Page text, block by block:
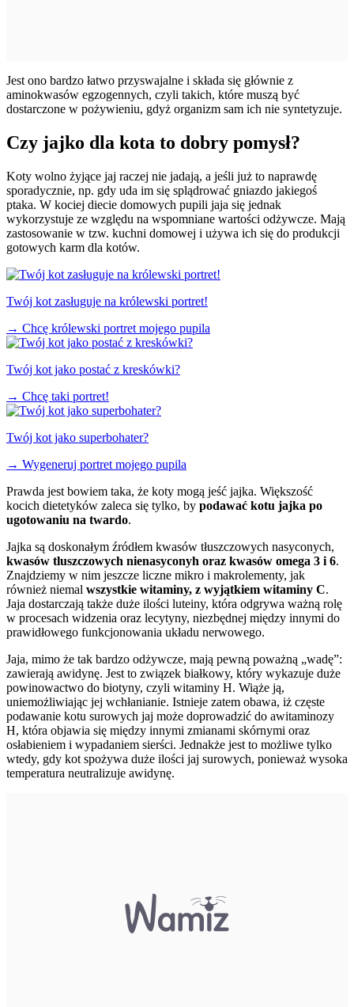
Jest ono bardzo łatwo przyswajalne i składa się głównie z
aminokwasów egzogennych, czyli takich, które muszą być
dostarczone w pożywieniu, gdyż organizm sam ich nie syntetyzuje.
Czy jajko dla kota to dobry pomysł?
Koty wolno żyjące jaj raczej nie jadają, a jeśli już to naprawdę
sporadycznie, np. gdy uda im się splądrować gniazdo jakiegoś
ptaka. W kociej diecie domowych pupili jaja się jednak
wykorzystuje ze względu na wspomniane wartości odżywcze. Mają
zastosowanie w tzw. kuchni domowej i używa ich się do produkcji
gotowych karm dla kotów.
Twój kot zasługuje na królewski portret!
→ Chcę królewski portret mojego pupila
Twój kot jako postać z kreskówki?
→ Chcę taki portret!
Twój kot jako superbohater?
→ Wygeneruj portret mojego pupila
Prawda jest bowiem taka, że koty mogą jeść jajka. Większość
kocich dietetyków zaleca się tylko, by podawać kotu jajka po
ugotowaniu na twardo.
Jajka są doskonałym źródłem kwasów tłuszczowych nasyconych,
kwasów tluszczowych nienasyconyh oraz kwasów omega 3 i 6.
Znajdziemy w nim jeszcze liczne mikro i makrolementy, jak
również niemal wszystkie witaminy, z wyjątkiem witaminy C.
Jaja dostarczają także duże ilości luteiny, która odgrywa ważną rolę
w procesach widzenia oraz lecytyny, niezbędnej między innymi do
prawidłowego funkcjonowania układu nerwowego.
Jaja, mimo że tak bardzo odżywcze, mają pewną poważną „wadę”:
zawierają awidynę. Jest to związek białkowy, który wykazuje duże
powinowactwo do biotyny, czyli witaminy H. Wiąże ją,
uniemożliwiając jej wchłanianie. Istnieje zatem obawa, iż częste
podawanie kotu surowych jaj może doprowadzić do awitaminozy
H, która objawia się między innymi zmianami skórnymi oraz
osłabieniem i wypadaniem sierści. Jednakże jest to możliwe tylko
wtedy, gdy kot spożywa duże ilości jaj surowych, ponieważ wysoka
temperatura neutralizuje awidynę.